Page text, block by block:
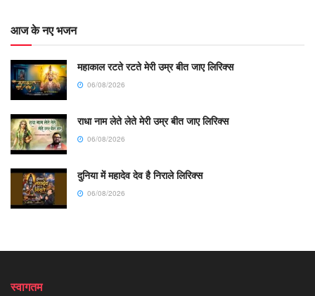
आज के नए भजन
महाकाल रटते रटते मेरी उम्र बीत जाए लिरिक्स
06/08/2026
राधा नाम लेते लेते मेरी उम्र बीत जाए लिरिक्स
06/08/2026
दुनिया में महादेव देव है निराले लिरिक्स
06/08/2026
स्वागतम